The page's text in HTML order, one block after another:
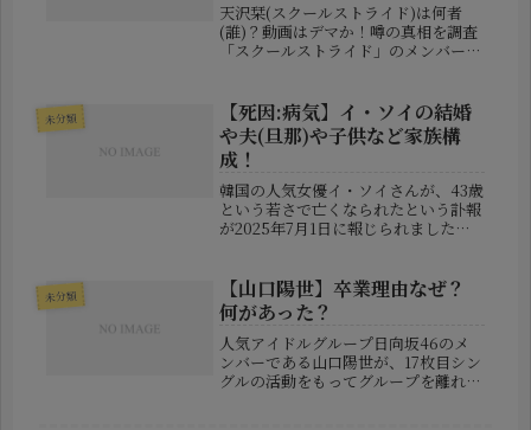
天沢栞(スクールストライド)は何者
(誰)？動画はデマか！噂の真相を調査
「スクールストライド」のメンバーと
題の動画は本物なのか」といった検索
が増えています。しかし、インター...
未分類
【死因:病気】イ・ソイの結婚
や夫(旦那)や子供など家族構
成！
韓国の人気女優イ・ソイさんが、43歳
という若さで亡くなられたという訃報
が2025年7月1日に報じられました。
てきた存在でした。この記事では、
イ・ソイさんの家族構成や結婚歴、...
未分類
【山口陽世】卒業理由なぜ？
何があった？
人気アイドルグループ日向坂46のメ
ンバーである山口陽世が、17枚目シン
グルの活動をもってグループを離れる